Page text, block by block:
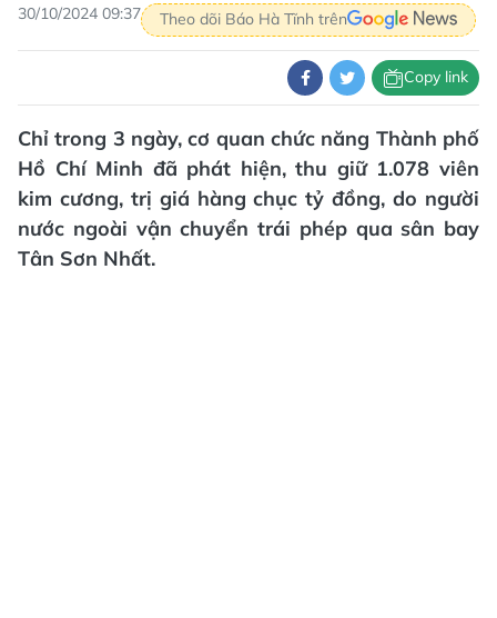
30/10/2024 09:37 Theo dõi Báo Hà Tĩnh trên
Copy link
Chỉ trong 3 ngày, cơ quan chức năng Thành phố
Hồ Chí Minh đã phát hiện, thu giữ 1.078 viên
kim cương, trị giá hàng chục tỷ đồng, do người
nước ngoài vận chuyển trái phép qua sân bay
Tân Sơn Nhất.